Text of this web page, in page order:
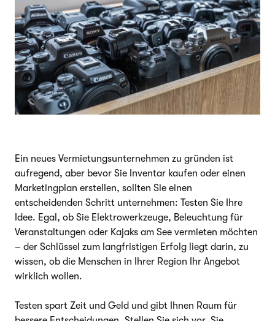
Ein neues Vermietungsunternehmen zu gründen ist
aufregend, aber bevor Sie Inventar kaufen oder einen
Marketingplan erstellen, sollten Sie einen
entscheidenden Schritt unternehmen: Testen Sie Ihre
Idee. Egal, ob Sie Elektrowerkzeuge, Beleuchtung für
Veranstaltungen oder Kajaks am See vermieten möchten
– der Schlüssel zum langfristigen Erfolg liegt darin, zu
wissen, ob die Menschen in Ihrer Region Ihr Angebot
wirklich wollen.
Testen spart Zeit und Geld und gibt Ihnen Raum für